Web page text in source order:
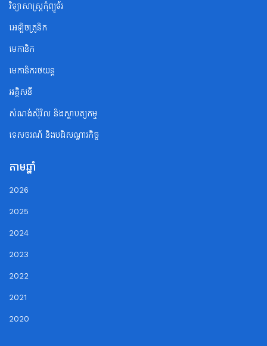
វិទ្យាសាស្ត្រកុំព្យូទ័រ
អេឡិចត្រូនិក
មេកានិក
មេកានិករថយន្ត
អគ្គិសនី
សំណង់ស៊ីវិល និងស្ថាបត្យកម្ម
ទេសចរណ័ និងបដិសណ្ឋារកិច្ច
តាមឆ្នាំ
2026
2025
2024
2023
2022
2021
2020